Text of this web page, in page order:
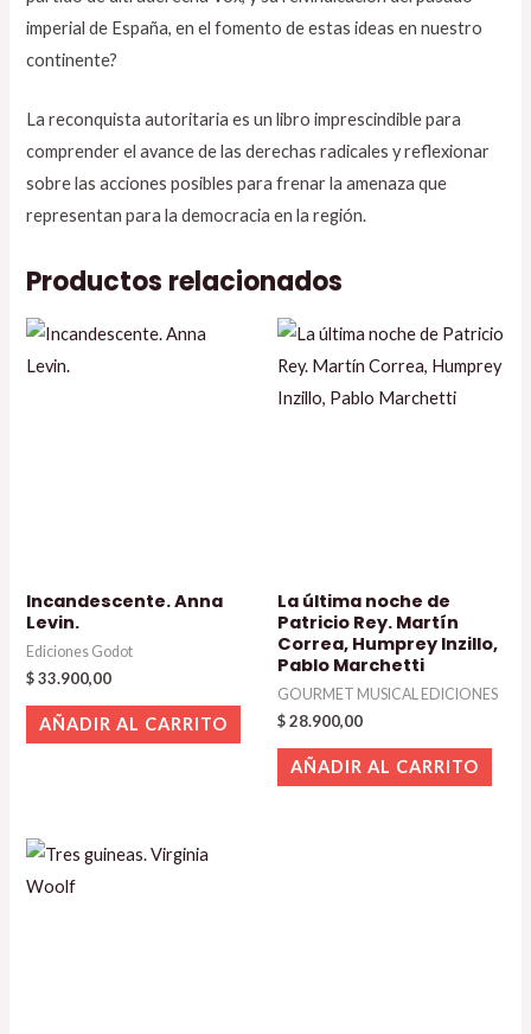
imperial de España, en el fomento de estas ideas en nuestro
continente?
La reconquista autoritaria es un libro imprescindible para
comprender el avance de las derechas radicales y reflexionar
sobre las acciones posibles para frenar la amenaza que
representan para la democracia en la región.
Productos relacionados
Incandescente. Anna
Levin.
Ediciones Godot
$33.900,00
AÑADIR AL CARRITO
La última noche de
Patricio Rey. Martín
Correa, Humprey Inzillo,
Pablo Marchetti
GOURMET MUSICAL EDICIONES
$28.900,00
AÑADIR AL CARRITO